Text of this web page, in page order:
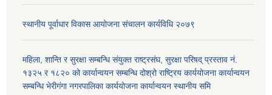
स्थानीय पूर्वाधार विकास आयोजना संचालन कार्यविधि २०७९
महिला, शान्ति र सुरक्षा सम्बन्धि संयुक्त राष्ट्रसंघ, सुरक्षा परिषद् प्रस्ताव नं.
१३२५ र १८२० को कार्यान्वयन सम्बन्धि दोश्रो राष्ट्रिय कार्ययोजना कार्यान्वयन
सम्बन्धि भेरीगंगा नगरपालिका कार्ययोजना कार्यान्वयन स्थानीय समि